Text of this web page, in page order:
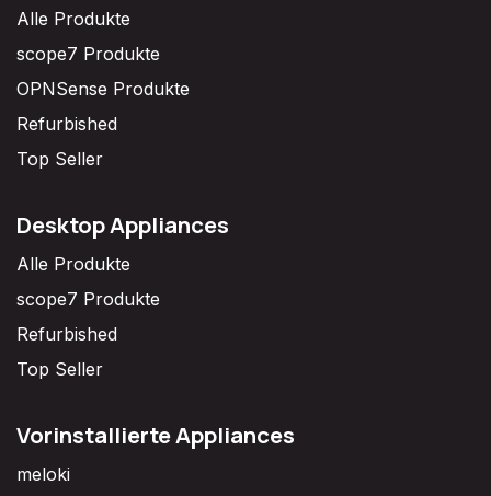
Alle Produkte
scope7 Produkte
OPNSense Produkte
Refurbished
Top Seller
Desktop Appliances
Alle Produkte
scope7 Produkte
Refurbished
Top Seller
Vorinstallierte Appliances
meloki